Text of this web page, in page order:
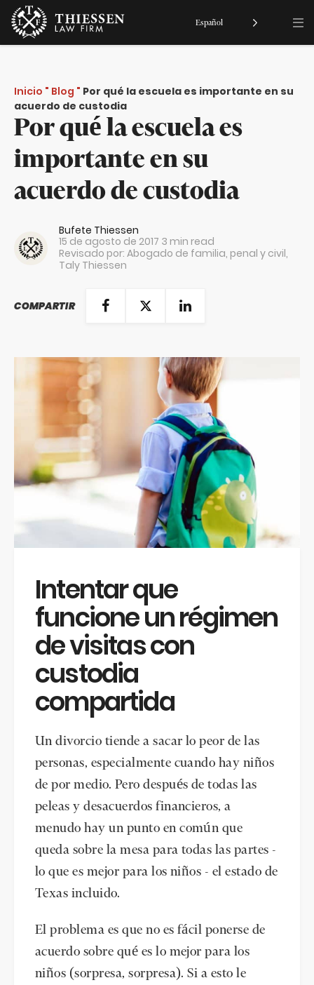
Inicio " Blog " Por qué la escuela es importante en su
acuerdo de custodia
Por qué la escuela es
importante en su
acuerdo de custodia
Bufete Thiessen
15 de agosto de 2017 3 min read
Revisado por: Abogado de familia, penal y civil,
Taly Thiessen
COMPARTIR
Intentar que
funcione un régimen
de visitas con
custodia
compartida
Un divorcio tiende a sacar lo peor de las
personas, especialmente cuando hay niños
de por medio. Pero después de todas las
peleas y desacuerdos financieros, a
menudo hay un punto en común que
queda sobre la mesa para todas las partes -
lo que es mejor para los niños - el estado de
Texas incluido.
El problema es que no es fácil ponerse de
acuerdo sobre qué es lo mejor para los
niños (sorpresa, sorpresa). Si a esto le
Español